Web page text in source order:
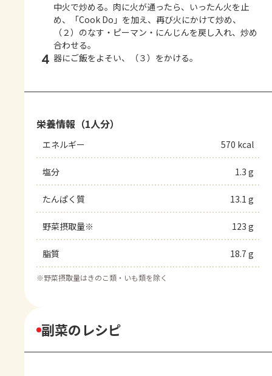
中火で炒める。肉に火が通ったら、いったん火を止
め、「Cook Do」を加え、再び火にかけて炒め、
（２）のなす・ピーマン・にんじんを戻し入れ、炒め
合わせる。
4 器にご飯をよそい、（３）をかける。
栄養情報（1人分）
エネルギー 570 kcal
塩分 1.3 g
たんぱく質 13.1 g
野菜摂取量※ 123 g
脂質 18.7 g
※野菜摂取量はきのこ類・いも類を除く
副菜のレシピ